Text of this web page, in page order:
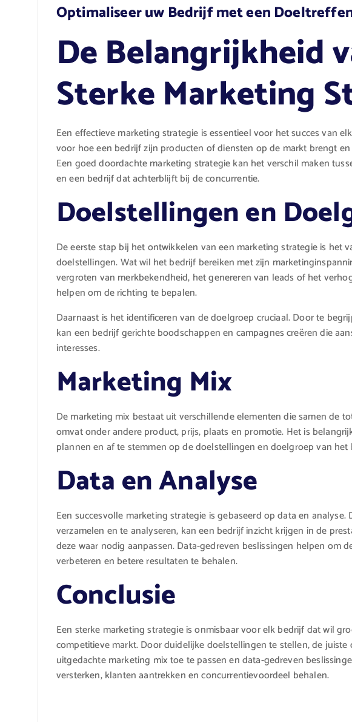
Optimaliseer uw Bedrijf met een
De Belangrijkheid
Sterke Marketing
Een effectieve marketing strategie is essentieel voor het succes van
voor hoe een bedrijf zijn producten of diensten op de markt brengt
Een goed doordachte marketing strategie kan het verschil maken
en een bedrijf dat achterblijft bij de concurrentie.
Doelstellingen en
De eerste stap bij het ontwikkelen van een marketing strategie is het
doelstellingen. Wat wil het bedrijf bereiken met zijn
vergroten van merkbekendheid, het genereren van leads of het
helpen om de richting te bepalen.
Daarnaast is het identificeren van de doelgroep cruciaal. Door te
kan een bedrijf gerichte boodschappen en campagnes creëren die
interesses.
Marketing Mix
De marketing mix bestaat uit verschillende elementen die samen de
omvat onder andere product, prijs, plaats en promotie. Het is
plannen en af te stemmen op de doelstellingen en doelgroep van het
Data en Analyse
Een succesvolle marketing strategie is gebaseerd op data en
verzamelen en te analyseren, kan een bedrijf inzicht krijgen in de
deze waar nodig aanpassen. Data-gedreven beslissingen helpen om
verbeteren en betere resultaten te behalen.
Conclusie
Een sterke marketing strategie is onmisbaar voor elk bedrijf dat wil
competitieve markt. Door duidelijke doelstellingen te stellen, de
uitgedachte marketing mix toe te passen en data-gedreven
versterken, klanten aantrekken en concurrentievoordeel behalen.